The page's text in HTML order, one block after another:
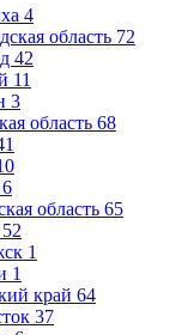
4
область 72
42
11
3
область 68
6
область 65
52
1
1
край 64
37